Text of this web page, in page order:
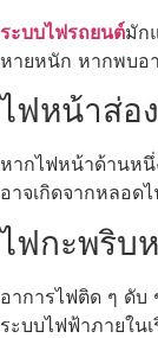
ระบบไฟรถยนต์มัก
หายหนัก หากพบอ
ไฟหน้าส่อ
หากไฟหน้าด้านหนึ่
อาจเกิดจากหลอด
ไฟกะพริบ
อาการไฟติด ๆ ดับ
ระบบไฟฟ้าภายใน